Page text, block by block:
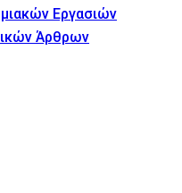
Εργασιών
Άρθρων